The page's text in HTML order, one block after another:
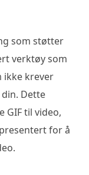
som støtter
verktøy som
ikke krever
Dette
GIF til video,
for å